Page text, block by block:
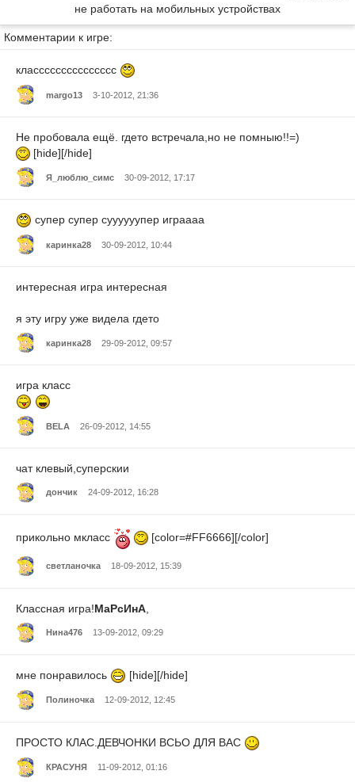
не работать на мобильных устройствах
Комментарии к игре:
классссссссссссссс
margo13 3-10-2012, 21:36
Не пробовала ещё. гдето встречала,но не помныю!!=)
[hide][/hide]
Я_люблю_симс 30-09-2012, 17:17
супер супер суууууупер играааа
каринка28 30-09-2012, 10:44
интересная игра интересная
я эту игру уже видела гдето
каринка28 29-09-2012, 09:57
игра класс
BELA 26-09-2012, 14:55
чат клевый,суперскии
дончик 24-09-2012, 16:28
прикольно мкласс [color=#FF6666][/color]
светланочка 18-09-2012, 15:39
Классная игра!МаРсИнА
Нина476 13-09-2012, 09:29
мне понравилось [hide][/hide]
Полиночка 12-09-2012, 12:45
ПРОСТО КЛАС.ДЕВЧОНКИ ВСЬО ДЛЯ ВАС
КРАСУНЯ 11-09-2012, 01:16